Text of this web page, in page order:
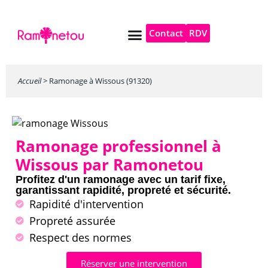
Contact RDV
Accueil> Ramonage à Wissous (91320)
Ramonage professionnel à
Wissous par Ramonetou
Profitez d'un ramonage avec un tarif fixe,
garantissant rapidité, propreté et sécurité.
Rapidité d'intervention
Propreté assurée
Respect des normes
Réserver une intervention